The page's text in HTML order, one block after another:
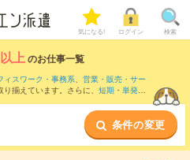
気になる! ログイン 検索
上のお仕事一覧
ィスワーク・事務系、 営業・販売・サー
揃えています。さらに、 短期 ・ 単発な
条件の変更